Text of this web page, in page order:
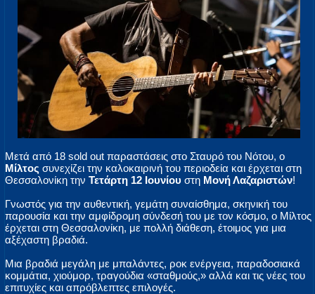
Μετά από 18 sold out παραστάσεις στο Σταυρό του Νότου, ο
Μίλτος συνεχίζει την καλοκαιρινή του περιοδεία και έρχεται στη
Θεσσαλονίκη την Τετάρτη 12 Ιουνίου στη Μονή Λαζαριστών!
Γνωστός για την αυθεντική, γεμάτη συναίσθημα, σκηνική του
παρουσία και την αμφίδρομη σύνδεσή του με τον κόσμο, ο Μίλτος
έρχεται στη Θεσσαλονίκη, με πολλή διάθεση, έτοιμος για μια
αξέχαστη βραδιά.
Μια βραδιά μεγάλη με μπαλάντες, ροκ ενέργεια, παραδοσιακά
κομμάτια, χιούμορ, τραγούδια «σταθμούς,» αλλά και τις νέες του
επιτυχίες και απρόβλεπτες επιλογές.